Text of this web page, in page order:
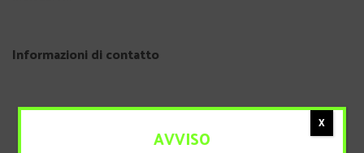
Informazioni di contatto
AVVISO
X